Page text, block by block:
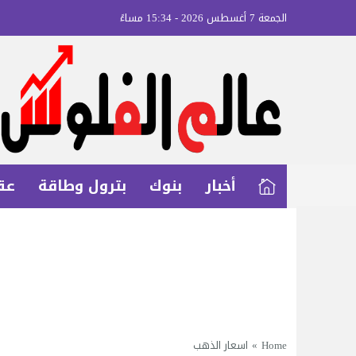
الجمعة 7 أغسطس 2026 - 15:34 مساءً
أخبار بنوك بترول وطاقة
Home
» اسعار الذهب